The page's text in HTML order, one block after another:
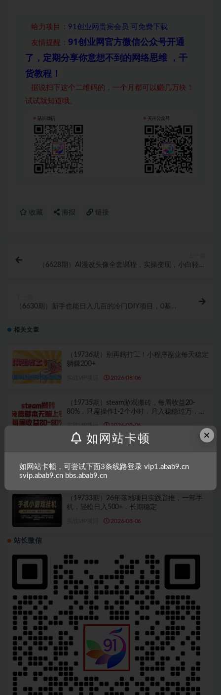
给力项目 ： 91创业网贵宾会员 可免费下载
友情提醒： 91创业网官方微信公众号开通
了，定期分享你意想不到的网络思维 ，干
货教程！
据说扫下这个二维码的，一个月都可以赚几万块！
试试就知道哦。
收藏 海报 链接
（6628期）AI漫改头像全套课程，实操变现，小白轻轻
（6630期）新手也能日入几百的冷门DIY项目，0基础
相关文章
（19736期）别再瞎打工！小程序副业每天稳定
躺赚200+
2026-08-06
（19735期）steam游戏搬砖，每周收益20-
80%，只需操作1-2个小时，月入稳稳过万，零
实战VIP项目 2026-08-06
果
实战VIP项目
（19733期）26年落地项目实践首推，一部手
机，轻松日入500+，长期稳定
2026-08-06
站长微信
×
如网站卡顿
如网站卡顿，可尝试下面3条线路登录 vip1.abab9.cn
svip.abab9.cn bbs.abab9.cn